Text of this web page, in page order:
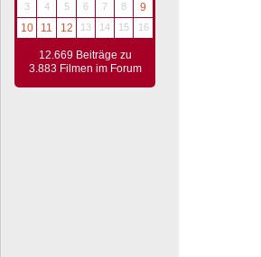
3
4 5 6 7 8
9
10
11 12 13 14 15 16
12.669 Beiträge zu
3.883 Filmen im Forum